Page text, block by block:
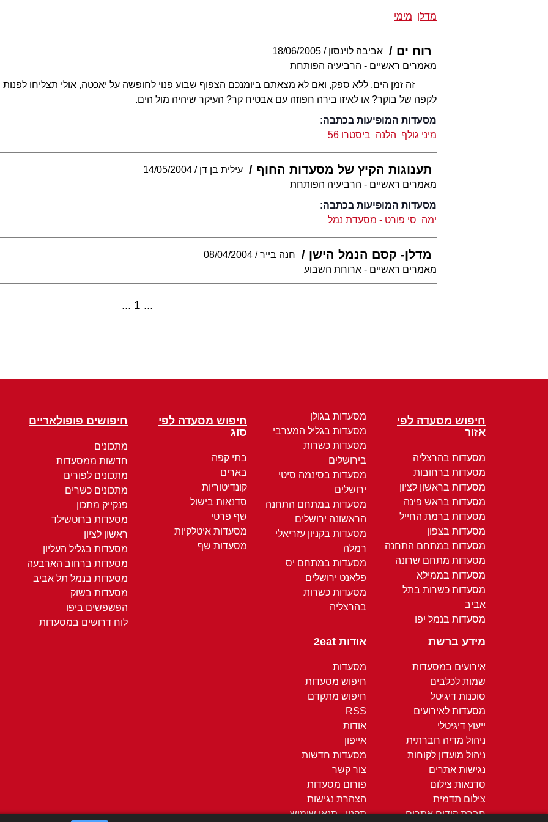
מדלן מימי
רוח ים אביבה לוינסון
18/06/2005
מאמרים ראשיים - הרביעיה הפותחת
זה זמן הים, ללא ספק, ואם לא מצאתם ביומנכם הצפוף שבוע פנוי לחופשה על יאכטה, אולי תצליחו לפנות
לקפה של בוקר? או לאיזו בירה חפוזה עם אבטיח קר? העיקר שיהיה מול הים.
מסעדות המופיעות בכתבה:
מיני גולף הלנה ביסטרו 56
תענוגות הקיץ של מסעדות החוף עילית בן דן
14/05/2004
מאמרים ראשיים - הרביעיה הפותחת
מסעדות המופיעות בכתבה:
ימה סי פורט - מסעדת נמל
מדלן- קסם הנמל הישן חנה בייר 08/04/2004
מאמרים ראשיים - ארוחת השבוע
1
חיפוש מסעדה לפי
אזור
מסעדות בהרצליה
מסעדות ברחובות
מסעדות בראשון לציון
מסעדות בראש פינה
מסעדות ברמת החייל
מסעדות בצפון
מסעדות במתחם התחנה
מסעדות מתחם שרונה
מסעדות בממילא
מסעדות כשרות בתל
אביב
מסעדות בנמל יפו
מסעדות בגולן
מסעדות בגליל המערבי
מסעדות כשרות
בירושלים
מסעדות בסינמה סיטי
ירושלים
מסעדות במתחם התחנה
הראשונה ירושלים
מסעדות בקניון עזריאלי
רמלה
מסעדות במתחם יס
פלאנט ירושלים
מסעדות כשרות
בהרצליה
חיפוש מסעדה לפי
סוג
בתי קפה
בארים
קונדיטוריות
סדנאות בישול
שף פרטי
מסעדות איטלקיות
מסעדות שף
חיפושים פופולאריים
מתכונים
חדשות ממסעדות
מתכונים לפורים
מתכונים כשרים
פנקייק מתכון
מסעדות ברוטשילד
ראשון לציון
מסעדות בגליל העליון
מסעדות ברחוב הארבעה
מסעדות בנמל תל אביב
מסעדות בשוק
הפשפשים ביפו
לוח דרושים במסעדות
מידע ברשת
אירועים במסעדות
שמות לכלבים
סוכנות דיגיטל
מסעדות לאירועים
ייעוץ דיגיטלי
ניהול מדיה חברתית
ניהול מועדון לקוחות
נגישות אתרים
סדנאות צילום
צילום תדמית
חברת קידום אתרים
אודות 2eat
מסעדות
חיפוש מסעדות
חיפוש מתקדם
RSS
אודות
אייפון
מסעדות חדשות
צור קשר
פורום מסעדות
הצהרת נגישות
תקנון - תנאי שימוש